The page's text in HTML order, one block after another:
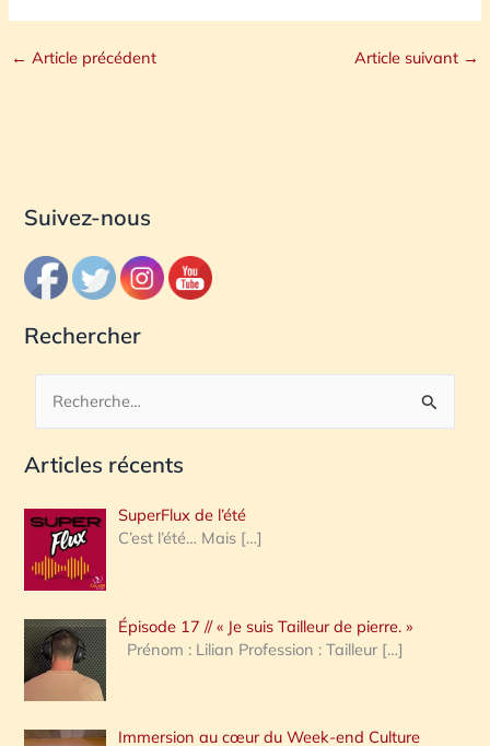
← Article précédent Article suivant →
Suivez-nous
Rechercher
c
e
r
c
h
e
Articles récents
SuperFlux de l’été
C’est l’été… Mais […]
Épisode 17 // « Je suis Tailleur de pierre. »
Prénom : Lilian Profession : Tailleur […]
Immersion au cœur du Week-end Culture